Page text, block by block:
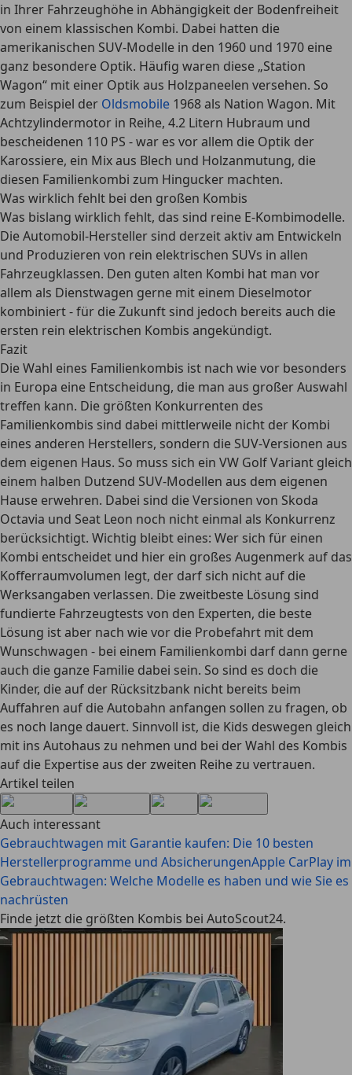
in Ihrer Fahrzeughöhe in Abhängigkeit der Bodenfreiheit
von einem klassischen Kombi. Dabei hatten die
amerikanischen SUV-Modelle in den 1960 und 1970 eine
ganz besondere Optik. Häufig waren diese „Station
Wagon“ mit einer Optik aus Holzpaneelen versehen. So
zum Beispiel der Oldsmobile 1968 als Nation Wagon. Mit
Achtzylindermotor in Reihe, 4.2 Litern Hubraum und
bescheidenen 110 PS - war es vor allem die Optik der
Karossiere, ein Mix aus Blech und Holzanmutung, die
diesen Familienkombi zum Hingucker machten.
Was wirklich fehlt bei den großen Kombis
Was bislang wirklich fehlt, das sind reine E-Kombimodelle.
Die Automobil-Hersteller sind derzeit aktiv am Entwickeln
und Produzieren von rein elektrischen SUVs in allen
Fahrzeugklassen. Den guten alten Kombi hat man vor
allem als Dienstwagen gerne mit einem Dieselmotor
kombiniert - für die Zukunft sind jedoch bereits auch die
ersten rein elektrischen Kombis angekündigt.
Fazit
Die Wahl eines Familienkombis ist nach wie vor besonders
in Europa eine Entscheidung, die man aus großer Auswahl
treffen kann. Die größten Konkurrenten des
Familienkombis sind dabei mittlerweile nicht der Kombi
eines anderen Herstellers, sondern die SUV-Versionen aus
dem eigenen Haus. So muss sich ein VW Golf Variant gleich
einem halben Dutzend SUV-Modellen aus dem eigenen
Hause erwehren. Dabei sind die Versionen von Skoda
Octavia und Seat Leon noch nicht einmal als Konkurrenz
berücksichtigt. Wichtig bleibt eines: Wer sich für einen
Kombi entscheidet und hier ein großes Augenmerk auf das
Kofferraumvolumen legt, der darf sich nicht auf die
Werksangaben verlassen. Die zweitbeste Lösung sind
fundierte Fahrzeugtests von den Experten, die beste
Lösung ist aber nach wie vor die Probefahrt mit dem
Wunschwagen - bei einem Familienkombi darf dann gerne
auch die ganze Familie dabei sein. So sind es doch die
Kinder, die auf der Rücksitzbank nicht bereits beim
Auffahren auf die Autobahn anfangen sollen zu fragen, ob
es noch lange dauert. Sinnvoll ist, die Kids deswegen gleich
mit ins Autohaus zu nehmen und bei der Wahl des Kombis
auf die Expertise aus der zweiten Reihe zu vertrauen.
Artikel teilen
Auch interessant
Gebrauchtwagen mit Garantie kaufen: Die 10 besten
Herstellerprogramme und AbsicherungenApple CarPlay im
Gebrauchtwagen: Welche Modelle es haben und wie Sie es
nachrüsten
Finde jetzt die größten Kombis bei AutoScout24.